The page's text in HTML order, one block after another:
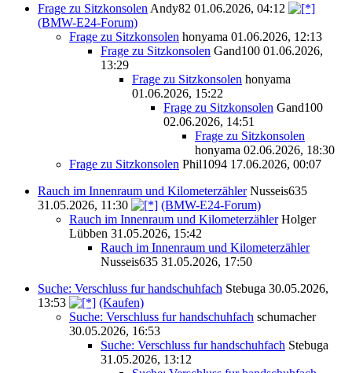
Frage zu Sitzkonsolen Andy82 01.06.2026, 04:12
(BMW-E24-Forum)
Frage zu Sitzkonsolen honyama 01.06.2026, 12:13
Frage zu Sitzkonsolen Gand100 01.06.2026,
13:29
Frage zu Sitzkonsolen honyama
01.06.2026, 15:22
Frage zu Sitzkonsolen Gand100
02.06.2026, 14:51
Frage zu Sitzkonsolen
honyama 02.06.2026, 18:30
Frage zu Sitzkonsolen Phil1094 17.06.2026, 00:07
Rauch im Innenraum und Kilometerzähler Nusseis635
31.05.2026, 11:30
(BMW-E24-Forum)
Rauch im Innenraum und Kilometerzähler Holger
Lübben 31.05.2026, 15:42
Rauch im Innenraum und Kilometerzähler
Nusseis635 31.05.2026, 17:50
Suche: Verschluss fur handschuhfach Stebuga 30.05.2026,
13:53
(Kaufen)
Suche: Verschluss fur handschuhfach schumacher
30.05.2026, 16:53
Suche: Verschluss fur handschuhfach Stebuga
31.05.2026, 13:12